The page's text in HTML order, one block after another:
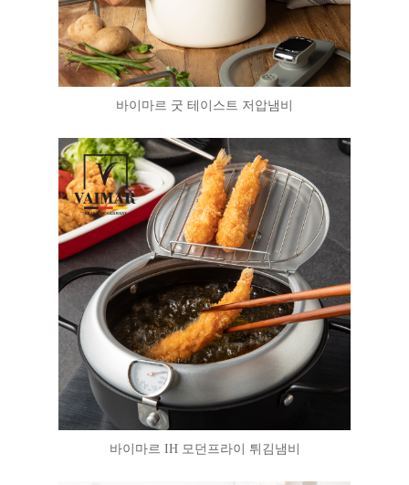
바이마르 굿 테이스트 저압냄비
바이마르 IH 모던프라이 튀김냄비